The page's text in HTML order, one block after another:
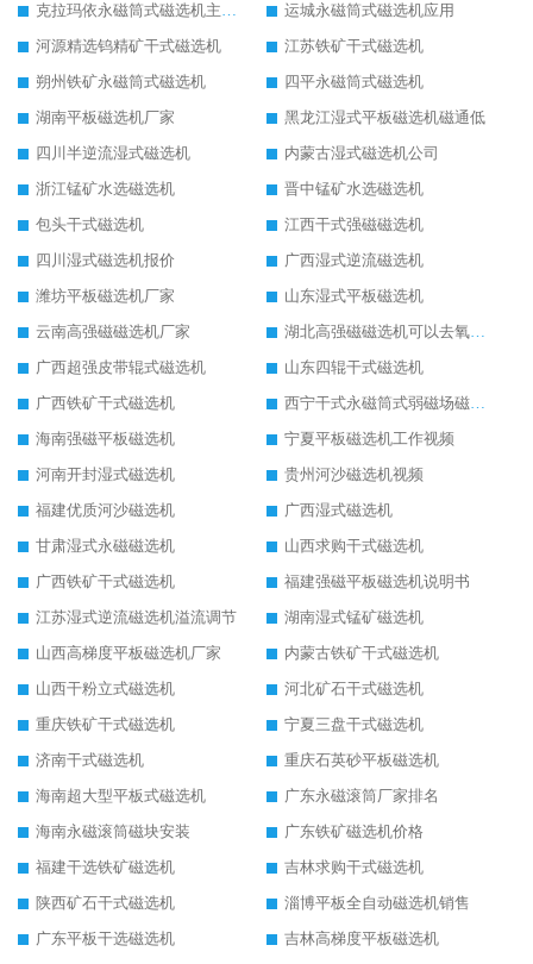
克拉玛依永磁筒式磁选机主要技术参数
运城永磁筒式磁选机应用
河源精选钨精矿干式磁选机
江苏铁矿干式磁选机
朔州铁矿永磁筒式磁选机
四平永磁筒式磁选机
湖南平板磁选机厂家
黑龙江湿式平板磁选机磁通低
四川半逆流湿式磁选机
内蒙古湿式磁选机公司
浙江锰矿水选磁选机
晋中锰矿水选磁选机
包头干式磁选机
江西干式强磁磁选机
四川湿式磁选机报价
广西湿式逆流磁选机
潍坊平板磁选机厂家
山东湿式平板磁选机
云南高强磁磁选机厂家
湖北高强磁磁选机可以去氧化铝
广西超强皮带辊式磁选机
山东四辊干式磁选机
广西铁矿干式磁选机
西宁干式永磁筒式弱磁场磁选机结构图
海南强磁平板磁选机
宁夏平板磁选机工作视频
河南开封湿式磁选机
贵州河沙磁选机视频
福建优质河沙磁选机
广西湿式磁选机
甘肃湿式永磁磁选机
山西求购干式磁选机
广西铁矿干式磁选机
福建强磁平板磁选机说明书
江苏湿式逆流磁选机溢流调节
湖南湿式锰矿磁选机
山西高梯度平板磁选机厂家
内蒙古铁矿干式磁选机
山西干粉立式磁选机
河北矿石干式磁选机
重庆铁矿干式磁选机
宁夏三盘干式磁选机
济南干式磁选机
重庆石英砂平板磁选机
海南超大型平板式磁选机
广东永磁滚筒厂家排名
海南永磁滚筒磁块安装
广东铁矿磁选机价格
福建干选铁矿磁选机
吉林求购干式磁选机
陕西矿石干式磁选机
淄博平板全自动磁选机销售
广东平板干选磁选机
吉林高梯度平板磁选机